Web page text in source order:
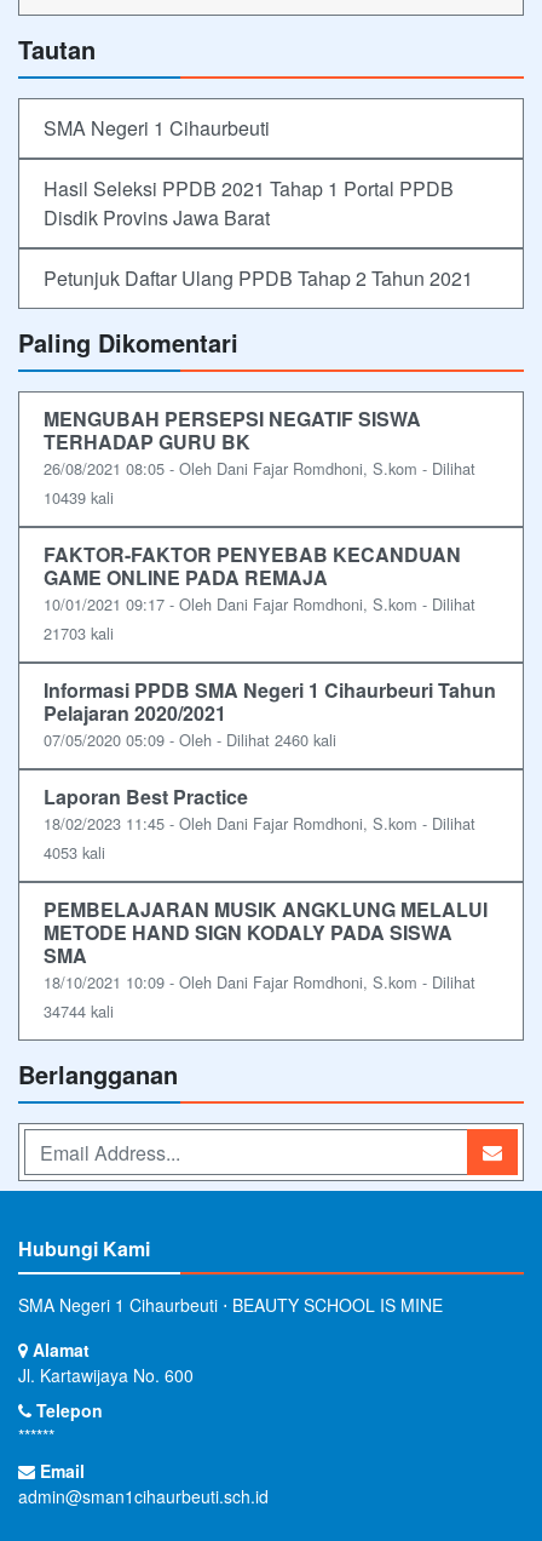
Tautan
SMA Negeri 1 Cihaurbeuti
Hasil Seleksi PPDB 2021 Tahap 1 Portal PPDB
Disdik Provins Jawa Barat
Petunjuk Daftar Ulang PPDB Tahap 2 Tahun 2021
Paling Dikomentari
MENGUBAH PERSEPSI NEGATIF SISWA
TERHADAP GURU BK
26/08/2021 08:05 - Oleh Dani Fajar Romdhoni, S.kom - Dilihat
10439 kali
FAKTOR-FAKTOR PENYEBAB KECANDUAN
GAME ONLINE PADA REMAJA
10/01/2021 09:17 - Oleh Dani Fajar Romdhoni, S.kom - Dilihat
21703 kali
Informasi PPDB SMA Negeri 1 Cihaurbeuri Tahun
Pelajaran 2020/2021
07/05/2020 05:09 - Oleh - Dilihat 2460 kali
Laporan Best Practice
18/02/2023 11:45 - Oleh Dani Fajar Romdhoni, S.kom - Dilihat
4053 kali
PEMBELAJARAN MUSIK ANGKLUNG MELALUI
METODE HAND SIGN KODALY PADA SISWA
SMA
18/10/2021 10:09 - Oleh Dani Fajar Romdhoni, S.kom - Dilihat
34744 kali
Berlangganan
Hubungi Kami
SMA Negeri 1 Cihaurbeuti ⋅ BEAUTY SCHOOL IS MINE
Alamat
Jl. Kartawijaya No. 600
Telepon
******
Email
admin@sman1cihaurbeuti.sch.id